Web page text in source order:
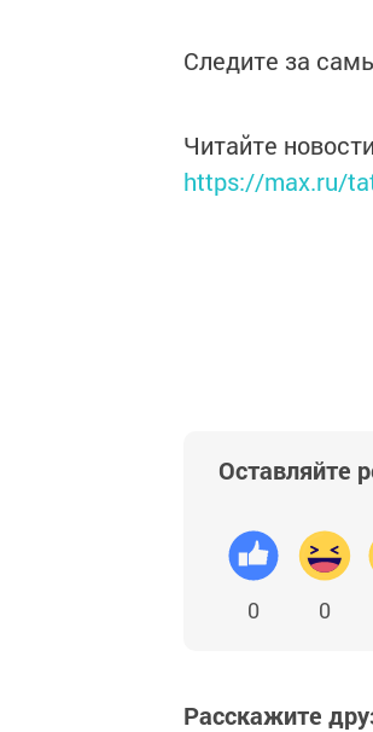
Следите за
Читайте
https://max.ru/
Оставляйте
0 0
Расскажите